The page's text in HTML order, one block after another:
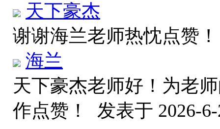
天下豪杰
谢谢海兰老师热忱点赞
海兰
天下豪杰老师好！为老
作点赞！ 发表于 2026-